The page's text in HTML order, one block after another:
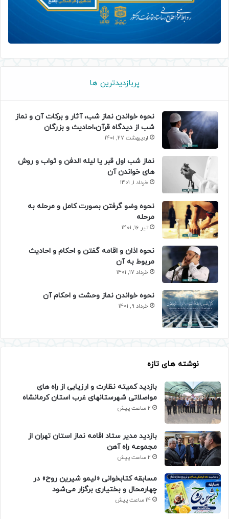
پربازدیدترین ها
نحوه خواندن نماز شب، آثار و برکات آن و نماز
شب از دیدگاه قرآن،احادیث و بزرگان
اردیبهشت 27, 1401
نماز شب اول قبر یا لیله الدفن و ثواب و روش
های خواندن آن
خرداد 1, 1401
نحوه وضو گرفتن بصورت کامل و مرحله به
مرحله
تیر 16, 1401
نحوه اذان و اقامه گفتن و احکام و احادیث
مربوط به آن
خرداد 17, 1401
نحوه خواندن نماز وحشت و احکام آن
خرداد 9, 1401
نوشته های تازه
بازدید کمیته نظارت و ارزیابی از راه های
مواصلاتی شهرستانهای غرب استان کرمانشاه
2 ساعت پیش
بازدید مدیر ستاد اقامه نماز استان تهران از
مجموعه راه آهن
2 ساعت پیش
مسابقه کتابخوانی «لیمو شیرین روح» در
چهارمحال و بختیاری برگزار می‌شود
14 ساعت پیش